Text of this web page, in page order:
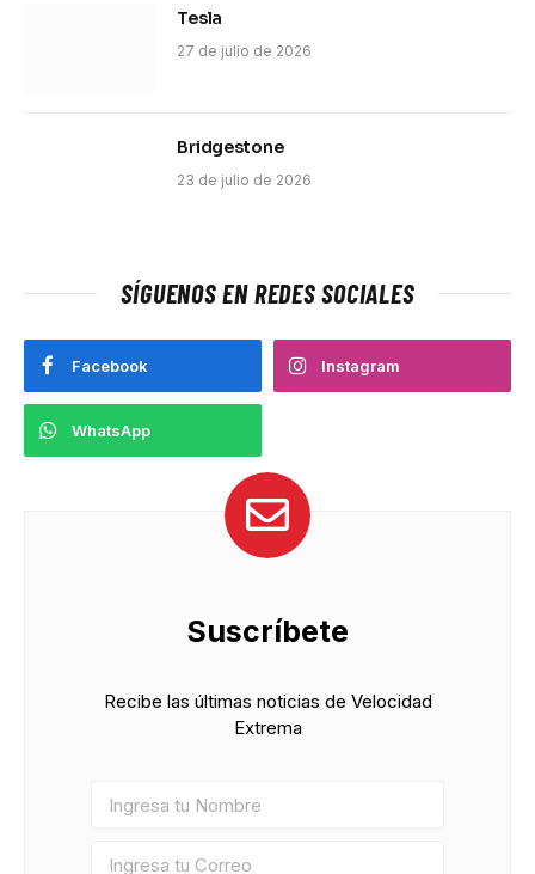
Tesla
27 de julio de 2026
Bridgestone
23 de julio de 2026
SÍGUENOS EN REDES SOCIALES
Facebook Instagram
WhatsApp
Suscríbete
Recibe las últimas noticias de Velocidad
Extrema